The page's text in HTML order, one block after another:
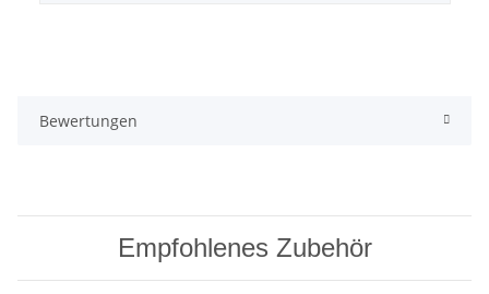
Bewertungen
Empfohlenes Zubehör